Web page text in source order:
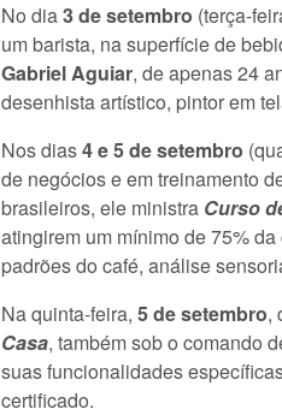
No dia3 de setembro (terça-
um barista, na superfície de
Gabriel Aguiar, de apenas 24
desenhista artístico, pintor em
Nos dias4 e 5 de setembro
de negócios e em treinamento
brasileiros, ele ministra Curso
atingirem um mínimo de 75%
padrões do café, análise
Na quinta-feira, 5 de setembro,
Casa, também sob o comando
suas funcionalidades
certificado.